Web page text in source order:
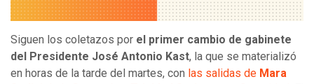
Siguen los coletazos por el primer cambio de gabinete
del Presidente José Antonio Kast, la que se materializó
en horas de la tarde del martes, con las salidas de Mara